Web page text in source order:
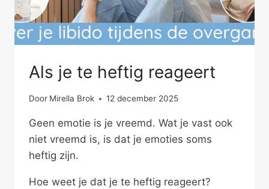
Als je te heftig reageert
Door Mirella Brok 12 december 2025
Geen emotie is je vreemd. Wat je vast ook
niet vreemd is, is dat je emoties soms
heftig zijn.
Hoe weet je dat je te heftig reageert?